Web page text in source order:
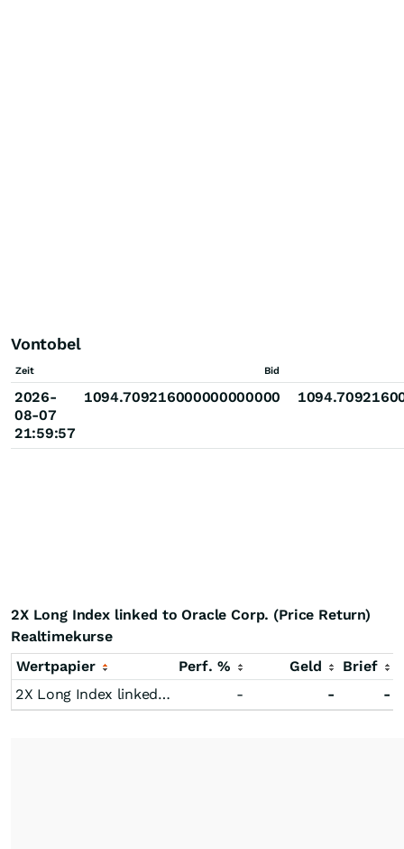
Vontobel
Zeit Bid
2026-
08-07
21:59:57
1094.709216000000000000
2X Long Index linked to Oracle Corp. (Price Return)
Realtimekurse
Wertpapier
Perf. % Geld
Brief
2X Long Index linked to Oracle Corp. (Price Return)
- - -